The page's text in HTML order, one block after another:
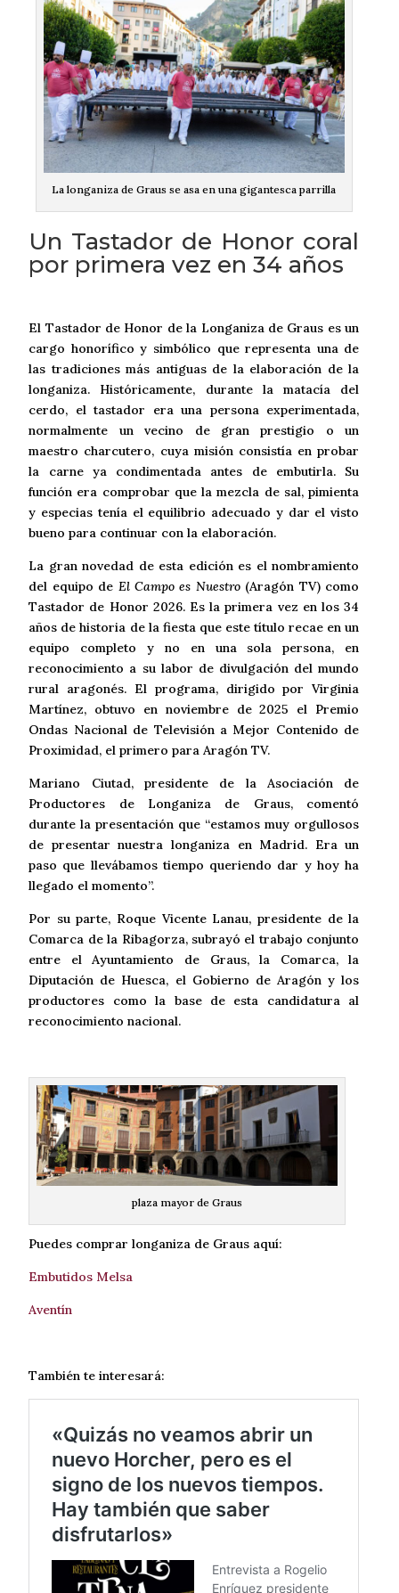
La longaniza de Graus se asa en una gigantesca parrilla
Un Tastador de Honor coral
por primera vez en 34 años
El Tastador de Honor de la Longaniza de Graus es un
cargo honorífico y simbólico que representa una de
las tradiciones más antiguas de la elaboración de la
longaniza. Históricamente, durante la matacía del
cerdo, el tastador era una persona experimentada,
normalmente un vecino de gran prestigio o un
maestro charcutero, cuya misión consistía en probar
la carne ya condimentada antes de embutirla. Su
función era comprobar que la mezcla de sal, pimienta
y especias tenía el equilibrio adecuado y dar el visto
bueno para continuar con la elaboración.
La gran novedad de esta edición es el nombramiento
del equipo de El Campo es Nuestro(Aragón TV) como
Tastador de Honor 2026. Es la primera vez en los 34
años de historia de la fiesta que este título recae en un
equipo completo y no en una sola persona, en
reconocimiento a su labor de divulgación del mundo
rural aragonés. El programa, dirigido por Virginia
Martínez, obtuvo en noviembre de 2025 el Premio
Ondas Nacional de Televisión a Mejor Contenido de
Proximidad, el primero para Aragón TV.
Mariano Ciutad, presidente de la Asociación de
Productores de Longaniza de Graus, comentó
durante la presentación que “estamos muy orgullosos
de presentar nuestra longaniza en Madrid. Era un
paso que llevábamos tiempo queriendo dar y hoy ha
llegado el momento”.
Por su parte, Roque Vicente Lanau, presidente de la
Comarca de la Ribagorza, subrayó el trabajo conjunto
entre el Ayuntamiento de Graus, la Comarca, la
Diputación de Huesca, el Gobierno de Aragón y los
productores como la base de esta candidatura al
reconocimiento nacional.
plaza mayor de Graus
Puedes comprar longaniza de Graus aquí:
Embutidos Melsa
Aventín
También te interesará: